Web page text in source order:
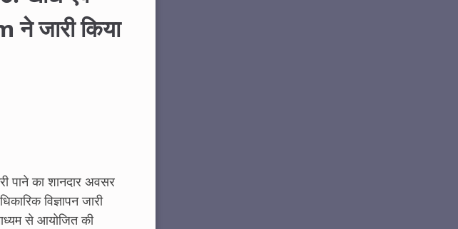
ने जारी किया
पाने का शानदार अवसर
विज्ञापन जारी
से आयोजित की